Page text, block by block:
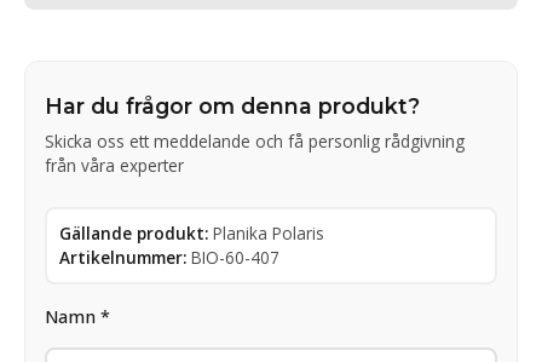
Har du frågor om denna produkt?
Skicka oss ett meddelande och få personlig rådgivning
från våra experter
Gällande produkt: Planika Polaris
Artikelnummer: BIO-60-407
Namn *